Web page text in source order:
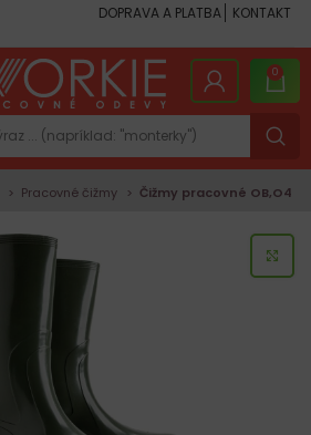
DOPRAVA A PLATBA KONTAKT
0
Pracovné čižmy Čižmy pracovné OB,O4